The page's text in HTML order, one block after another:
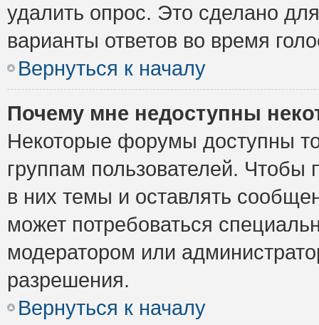
удалить опрос. Это сделано
варианты ответов во время
Вернуться к началу
Почему мне недоступны
Некоторые форумы доступны
группам пользователей. Чтобы
в них темы и оставлять
может потребоваться
модератором или
разрешения.
Вернуться к началу